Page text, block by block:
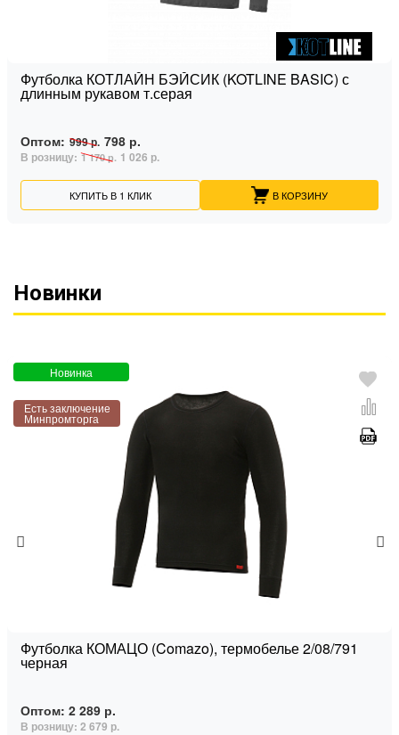
Футболка КОТЛАЙН БЭЙСИК (KOTLINE BASIC) с
длинным рукавом т.серая
Оптом: 999 р. 798 р.
В розницу: 1 170 р. 1 026 р.
КУПИТЬ В 1 КЛИК В КОРЗИНУ
Новинки
Новинка
Есть заключение
Минпромторга
Футболка КОМАЦО (Comazo), термобелье 2/08/791
черная
Оптом: 2 289 р.
В розницу: 2 679 р.